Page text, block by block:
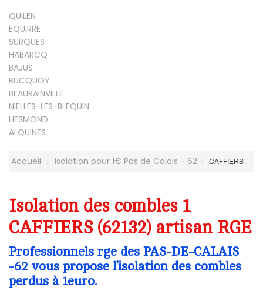
QUILEN
EQUIRRE
SURQUES
HABARCQ
BAJUS
BUCQUOY
BEAURAINVILLE
NIELLES-LES-BLEQUIN
HESMOND
ALQUINES
Accueil Isolation pour 1€ Pas de Calais - 62 CAFFIERS
Isolation des combles 1
CAFFIERS (62132) artisan RGE
Professionnels rge des PAS-DE-CALAIS
-62 vous propose l’isolation des combles
perdus à 1euro.